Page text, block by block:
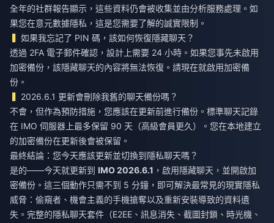
全年的社群報告顯示，這些資料仍會被收集並由分析服務處理。如
果您在意元數據隱私，這是您需要了解的誠實限制。
如果我忘記了 PIN 碼，該如何恢復隱藏聊天？
透過 2FA 電子郵件確認，設計上需要 24 小時。如果您事先未啟用
加密備份，該隱藏聊天的內容將無法恢復。請現在就啟用加密備
份。
2026.6.1 更新會刪除我舊的聊天備份嗎？
不會，但作為預防措施，您應該在更新前進行備份。標準聊天記錄
在 IMO 伺服器上最多保留 90 天（高級會員更久）。您在本地建立
的加密備份在更新後會被保留。
最終結論：您今天應該更新並切換到隱私聊天嗎？
是的——今天就更新到 IMO 2026.6.1 ，啟用隱藏聊天，並開啟加
密備份。這三個動作只需不到 5 分鐘，即可解決最常見的現實隱私
威脅：偷窺者、機會主義的手機搶奪以及重新安裝導致的資料遺
失。完整的隱私聊天套件（E2EE、訊息消失、截圖封鎖、時光機、